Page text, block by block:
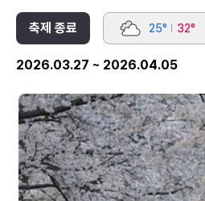
축제 종료 25° 32°
2026.03.27 ~ 2026.04.05
2026
진
해
군
항
제
(6).JPG